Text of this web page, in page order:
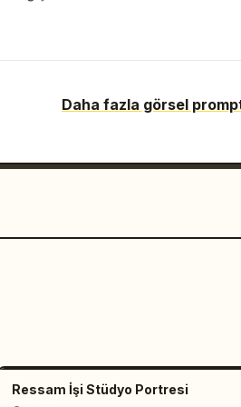
Daha fazla görsel
Ressam İşi Stüdyo Portresi